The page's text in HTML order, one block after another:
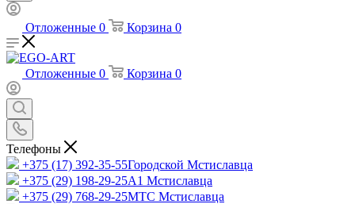
Отложенные 0 Корзина 0
Отложенные 0 Корзина 0
Телефоны
+375 (17) 392-35-55Городской Мстиславца
+375 (29) 198-29-25A1 Мстиславца
+375 (29) 768-29-25МТС Мстиславца